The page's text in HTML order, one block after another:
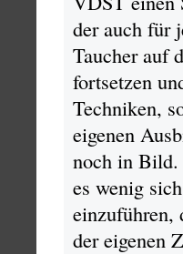
der auch für
Taucher auf
fortsetzen
Techniken,
eigenen
noch in Bild.
es wenig
einzuführen,
der eigenen